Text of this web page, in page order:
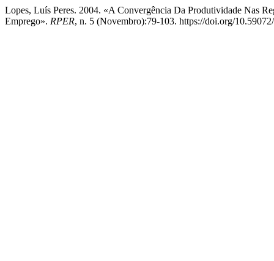
Lopes, Luís Peres. 2004. «A Convergência Da Produtividade Nas
Emprego». RPER, n. 5 (Novembro):79-103. https://doi.org/